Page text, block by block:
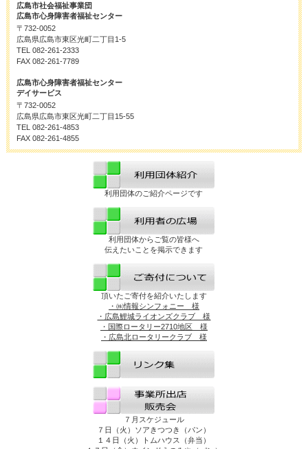
広島市社会福祉事業団
広島市心身障害者福祉センター
〒732-0052
広島県広島市東区光町二丁目1-5
TEL 082-261-2333
FAX 082-261-7789
広島市心身障害者福祉センター
デイサービス
〒732-0052
広島県広島市東区光町二丁目15-55
TEL 082-261-4853
FAX 082-261-4855
利用団体のご紹介ページです
利用団体からご覧の皆様へ
伝えたいことを掲示できます
頂いたご寄付を紹介いたします
・㈱情報シンフォニー 様
・広島鯉城ライオンズクラブ 様
・国際ロータリー2710地区 様
・広島北ロータリークラブ 様
７月スケジュール
７日（火）ソアきつつき（パン）
１４日（火）トムハウス（弁当）